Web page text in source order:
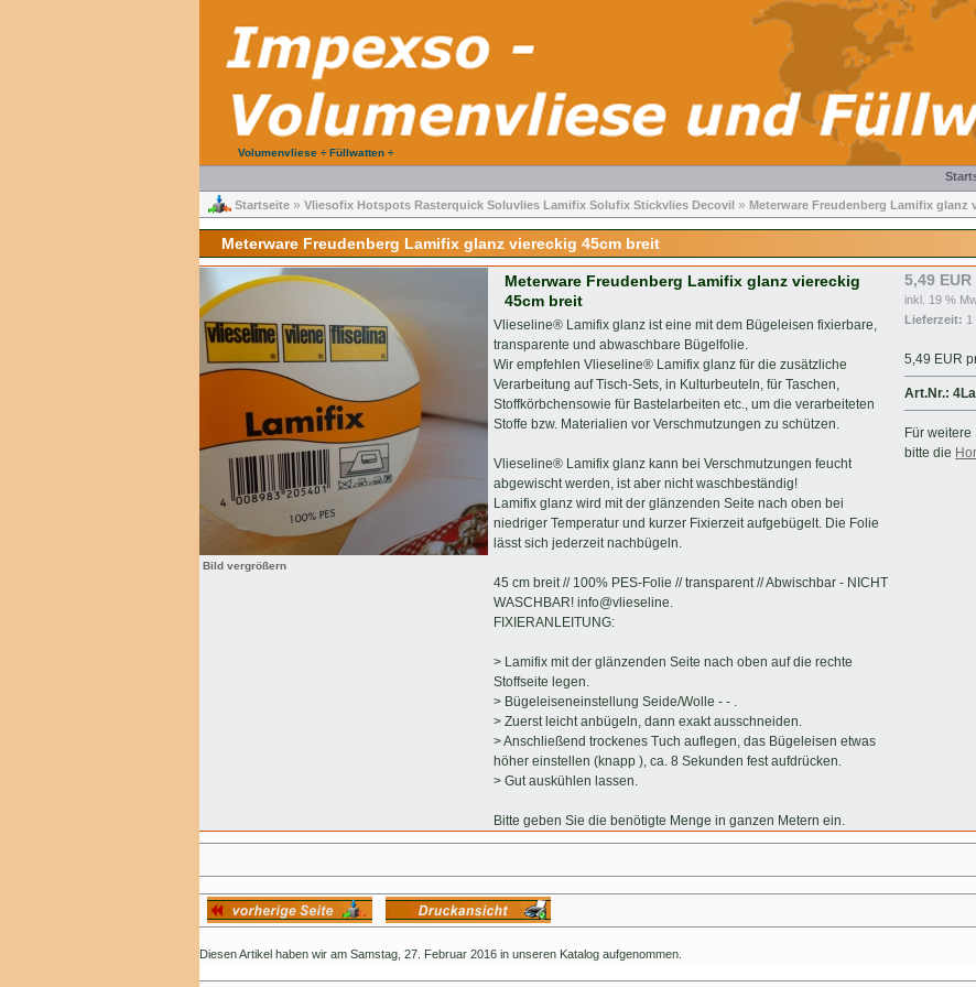
Volumenvliese ÷ Füllwatten ÷
Startseite» Vliesofix Hotspots Rasterquick Soluvlies Lamifix Solufix Stickvlies Decovil» Meterware Freudenberg Lamifix glanz
Meterware Freudenberg Lamifix glanz viereckig 45cm breit
Bild vergrößern
Meterware Freudenberg Lamifix glanz viereckig
45cm breit
Vlieseline® Lamifix glanz ist eine mit dem Bügeleisen fixierbare,
transparente und abwaschbare Bügelfolie.
Wir empfehlen Vlieseline® Lamifix glanz für die zusätzliche
Verarbeitung auf Tisch-Sets, in Kulturbeuteln, für Taschen,
Stoffkörbchensowie für Bastelarbeiten etc., um die verarbeiteten
Stoffe bzw. Materialien vor Verschmutzungen zu schützen.
Vlieseline® Lamifix glanz kann bei Verschmutzungen feucht
abgewischt werden, ist aber nicht waschbeständig!
Lamifix glanz wird mit der glänzenden Seite nach oben bei
niedriger Temperatur und kurzer Fixierzeit aufgebügelt. Die Folie
lässt sich jederzeit nachbügeln.
45 cm breit // 100% PES-Folie // transparent // Abwischbar - NICHT
WASCHBAR! info@vlieseline.
FIXIERANLEITUNG:
> Lamifix mit der glänzenden Seite nach oben auf die rechte
Stoffseite legen.
> Bügeleiseneinstellung Seide/Wolle - - .
> Zuerst leicht anbügeln, dann exakt ausschneiden.
> Anschließend trockenes Tuch auflegen, das Bügeleisen etwas
höher einstellen (knapp ), ca. 8 Sekunden fest aufdrücken.
> Gut auskühlen lassen.
Bitte geben Sie die benötigte Menge in ganzen Metern ein.
5,49 EUR
inkl. 19 %
Lieferzeit: 1
5,49 EUR
Art.Nr.:
Für
bitte die
Diesen Artikel haben wir am Samstag, 27. Februar 2016 in unseren Katalog aufgenommen.